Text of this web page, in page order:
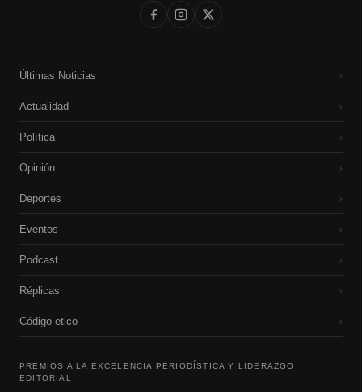
Últimas Noticias ›
Actualidad ›
Política ›
Opinión ›
Deportes ›
Eventos ›
Podcast ›
Réplicas ›
Código etico ›
PREMIOS A LA EXCELENCIA PERIODÍSTICA Y LIDERAZGO
EDITORIAL